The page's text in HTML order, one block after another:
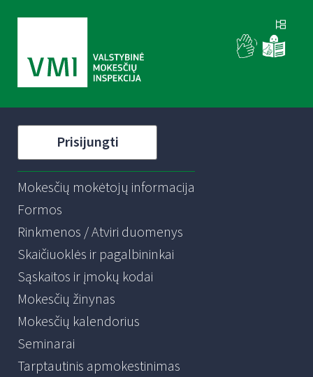
Prisijungti
Mokesčių mokėtojų informacija
Formos
Rinkmenos / Atviri duomenys
Skaičiuoklės ir pagalbininkai
Sąskaitos ir įmokų kodai
Mokesčių žinynas
Mokesčių kalendorius
Seminarai
Tarptautinis apmokestinimas